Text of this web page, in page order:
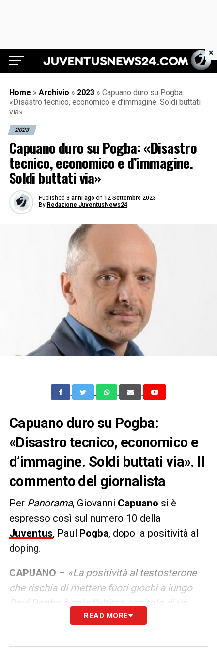
Juventus News 24
Home » Archivio » 2023 » Capuano duro su Pogba:
«Disastro tecnico, economico e d’immagine. Soldi buttati
via»
2023
Capuano duro su Pogba: «Disastro
tecnico, economico e d’immagine.
Soldi buttati via»
Published 3 anni ago on 12 Settembre 2023
By Redazione JuventusNews24
Capuano duro su Pogba:
«Disastro tecnico, economico e
d’immagine. Soldi buttati via». Il
commento del giornalista
Per Panorama, Giovanni Capuano si è
espresso così sul numero 10 della
Juventus, Paul Pogba, dopo la positività al
doping.
CAPUANO – «La positività al testosterone
che rischia di mettere fuori giochi a lungo
Paul Pogba è solo l’ultimo capitolo di un
rientro alla Juventus che i dirigenti non
nemmeno nel più terribile degli incubi. Un
READ MORE
×